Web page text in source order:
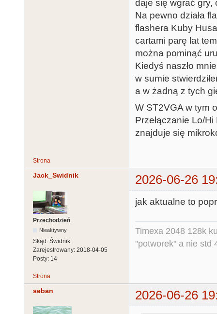
daje się wgrać gry,
Na pewno działa
flashera Kuby
cartami parę lat
można pominąć
Kiedyś naszło
w sumie
a w żadną z tych
W ST2VGA w tym
Przełączanie Lo/
znajduje się
Strona
Jack_Swidnik 2026-06-26
Przechodzień
Nieaktywny
Skąd: Świdnik
Zarejestrowany: 2018-04-05
Posty: 14
jak aktualne to
Timexa 2048 128k
"potworek" a nie std
Strona
seban 2026-06-26